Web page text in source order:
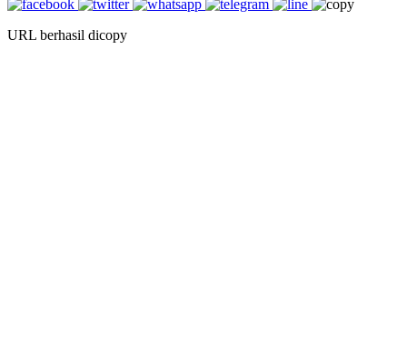
URL berhasil dicopy